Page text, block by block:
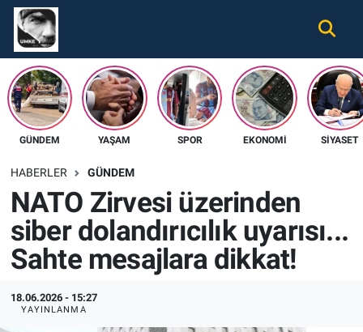
GÜNDEM YAŞAM SPOR EKONOMI SIYASET
HABERLER GÜNDEM
NATO Zirvesi üzerinden
siber dolandırıcılık uyarısı...
Sahte mesajlara dikkat!
18.06.2026 - 15:27
YAYINLANMA
Gündem
Ekonomi
Spor
Tüm Haberler
İletişim
Künye
Nöbetçi Eczaneler
Hava Durumu
Namaz Vakitleri
Süper Lig Puan Durumu ve Fikstür
Tüm Manşetler
Son Dakika Haberleri